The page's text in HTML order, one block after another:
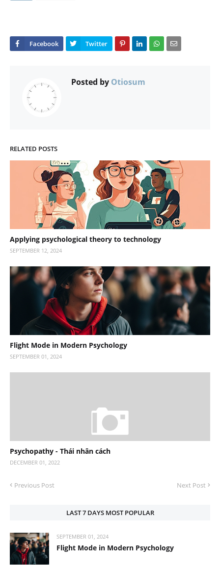
Posted by Otiosum
RELATED POSTS
Applying psychological theory to technology
SEPTEMBER 12, 2024
Flight Mode in Modern Psychology
SEPTEMBER 01, 2024
Psychopathy - Thái nhân cách
DECEMBER 01, 2022
Previous Post Next Post
LAST 7 DAYS MOST POPULAR
SEPTEMBER 01, 2024
Flight Mode in Modern Psychology